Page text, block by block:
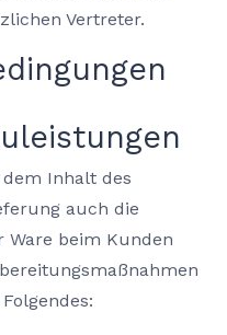
Vertreter.
Inhalt des
auch die
Ware beim Kunden